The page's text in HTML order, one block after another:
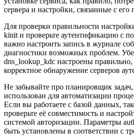
сервера и настройки, связанные с
Для проверки правильности
kinit и проверьте аутентификацию с
важно настроить запись в журнале
диагностики возможных проблем.
dns_lookup_kdc настроены
корректное обнаружение серверов
Не забывайте про планировщик
использован для автоматизации
Если вы работаете с базой данных,
проверьте её совместимость и
системой авторизации. Параметры
быть установлены в соответствии с